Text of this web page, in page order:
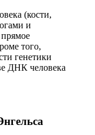
(кости,
и
того,
генетики
ДНК человека